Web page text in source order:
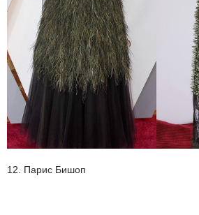
12. Парис Бишоп